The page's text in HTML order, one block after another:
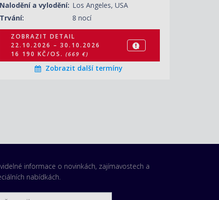
Nalodění a vylodění: Los Angeles, USA
Trvání:
8 nocí
ZOBRAZIT DETAIL
22.10.2026 – 30.10.2026
16 190 KČ/OS. (669 €)
Zobrazit další termíny
informace o novinkách, zajímavostech a
nabídkách.